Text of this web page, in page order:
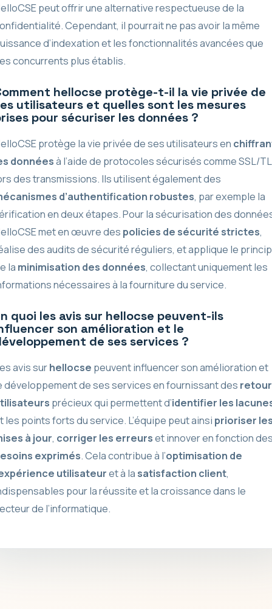
peut offrir une alternative respectueuse de la
Cependant, il pourrait ne pas avoir la même
d’indexation et les fonctionnalités avancées que
concurrents plus établis.
hellocse protège-t-il la vie privée de
utilisateurs et quelles sont les mesures
pour sécuriser les données ?
protège la vie privée de ses utilisateurs en
donnéesà l’aide de protocoles sécurisés comme SSL/
des transmissions. Ils utilisent également des
d’authentification robustes, par exemple la
en deux étapes. Pour la sécurisation des
met en œuvre des policies de sécurité strictes,
des audits de sécurité réguliers, et applique le
la minimisation des données, collectant uniquement les
nécessaires à la fourniture du service.
quoi les avis sur hellocse peuvent-ils
son amélioration et le
de ses services ?
avis surhellocse peuvent influencer son amélioration et
développement de ses services en fournissant des
précieux qui permettent d’identifier les
les points forts du service. L’équipe peut ainsi prioriser
à jour, corriger les erreurset innover en fonction
exprimés. Cela contribue à l’optimisation de
utilisateuret à la satisfaction client,
pour la réussite et la croissance dans le
de l’informatique.